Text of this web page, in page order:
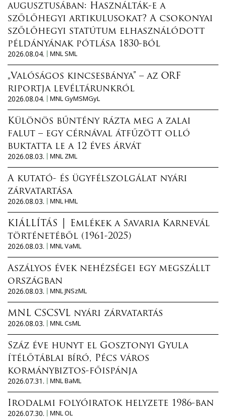
augusztusában: Használták-e a
szőlőhegyi artikulusokat? A csokonyai
szőlőhegyi statútum elhasználódott
példányának pótlása 1830-ból
2026.08.04.
MNL SML
„Valóságos kincsesbánya” – az ORF
riportja levéltárunkról
2026.08.04.
MNL GyMSMGyL
Különös bűntény rázta meg a zalai
falut – egy cérnával átfűzött olló
buktatta le a 12 éves árvát
2026.08.03.
MNL ZML
A kutató- és ügyfélszolgálat nyári
zárvatartása
2026.08.03.
MNL HML
KIÁLLÍTÁS │ Emlékek a Savaria Karnevál
történetéből (1961-2025)
2026.08.03.
MNL VaML
Aszályos évek nehézségei egy megszállt
országban
2026.08.03.
MNL JNSzML
MNL CSCSVL nyári zárvatartás
2026.08.03.
MNL CsML
Száz éve hunyt el Gosztonyi Gyula
ítélőtáblai bíró, Pécs város
kormánybiztos-főispánja
2026.07.31.
MNL BaML
Irodalmi folyóiratok helyzete 1986-ban
2026.07.30.
MNL OL